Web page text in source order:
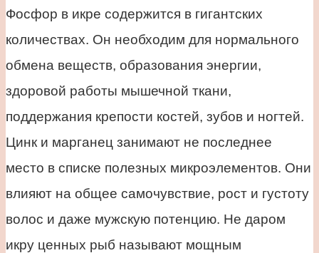
Фосфор в икре содержится в гигантских
количествах. Он необходим для нормального
обмена веществ, образования энергии,
здоровой работы мышечной ткани,
поддержания крепости костей, зубов и ногтей.
Цинк и марганец занимают не последнее
место в списке полезных микроэлементов. Они
влияют на общее самочувствие, рост и густоту
волос и даже мужскую потенцию. Не даром
икру ценных рыб называют мощным